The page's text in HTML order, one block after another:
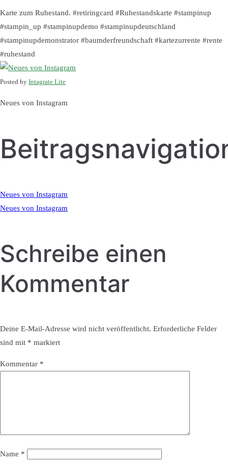
Karte zum Ruhestand. #retiringcard #Ruhestandskarte #stampinup
#stampin_up #stampinupdemo #stampinupdeutschland
#stampinupdemonstrator #baumderfreundschaft #kartezurrente #rente
#ruhestand
Posted by Intagrate Lite
Neues von Instagram
Neues von Instagram
Neues von Instagram
Schreibe einen
Kommentar
Deine E-Mail-Adresse wird nicht veröffentlicht. Erforderliche Felder
sind mit * markiert
Kommentar *
Name *